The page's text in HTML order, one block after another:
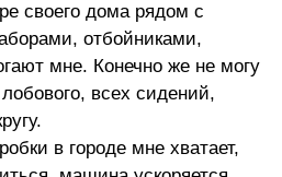
своего дома рядом с
отбойниками,
мне. Конечно же не могу
всех сидений,
в городе мне хватает,